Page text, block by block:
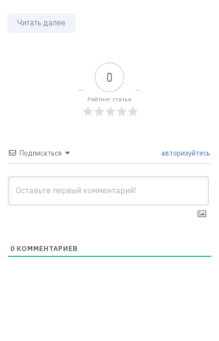
Читать далее
0
Рейтинг статьи
Подписаться авторизуйтесь
0 КОММЕНТАРИЕВ